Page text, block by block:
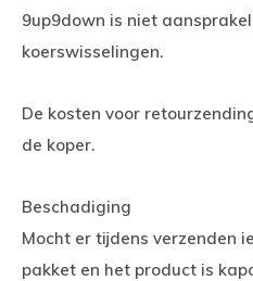
9up9down is niet
koerswisselingen.
De kosten voor
de koper.
Beschadiging
Mocht er tijdens verzenden
pakket en het product is